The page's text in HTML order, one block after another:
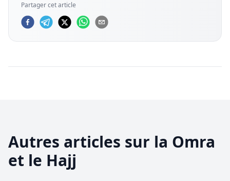
Partager cet article
Autres articles sur la Omra
et le Hajj